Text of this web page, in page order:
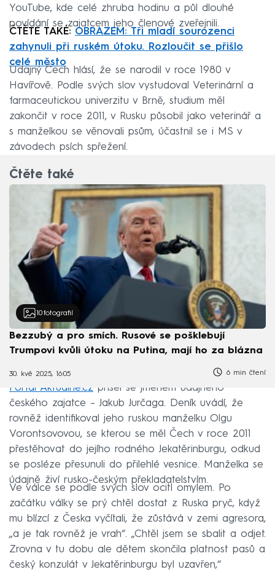
YouTube, kde celé zhruba hodinu a půl dlouhé
povídání se zajatcem jeho členové zveřejnili.
ČTĚTE TAKÉ: OBRAZEM: Tři mladí sourozenci
zahynuli při ruském útoku. Rozloučit se přišlo
celé město
Údajný Čech hlásí, že se narodil v roce 1980 v
Havířově. Podle svých slov vystudoval Veterinární a
farmaceutickou univerzitu v Brně, studium měl
zakončit v roce 2011, v Rusku působil jako veterinář a
s manželkou se věnovali psům, účastnil se i MS v
závodech psích spřežení.
Čtěte také
10 fotografií
Bezzubý a pro smích. Rusové se pošklebují
Trumpovi kvůli útoku na Putina, mají ho za blázna
30. kvě 2025, 16:05 6 min čtení
Portál Aktuálně.cz přišel se jménem údajného
českého zajatce – Jakub Jurčaga. Deník uvádí, že
rovněž identifikoval jeho ruskou manželku Olgu
Vorontsovovou, se kterou se měl Čech v roce 2011
přestěhovat do jejího rodného Jekatěrinburgu, odkud
se posléze přesunuli do přilehlé vesnice. Manželka se
údajně živí rusko-českým překladatelstvím.
Ve válce se podle svých slov ocitl omylem. Po
začátku války se prý chtěl dostat z Ruska pryč, když
mu blízcí z Česka vyčítali, že zůstává v zemi agresora,
„a je tak rovněž je vrah“. „Chtěl jsem se sbalit a odjet.
Zrovna v tu dobu ale dětem skončila platnost pasů a
český konzulát v Jekatěrinburgu byl uzavřen,“